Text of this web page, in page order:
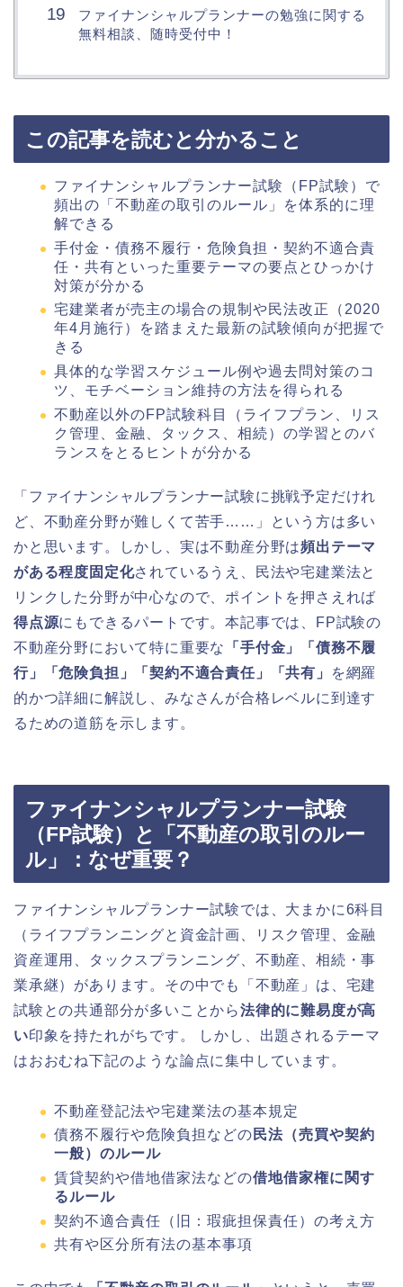
ファイナンシャルプランナーの勉強に関する
無料相談、随時受付中！
この記事を読むと分かること
ファイナンシャルプランナー試験（FP試験）で
頻出の「不動産の取引のルール」を体系的に理
解できる
手付金・債務不履行・危険負担・契約不適合責
任・共有といった重要テーマの要点とひっかけ
対策が分かる
宅建業者が売主の場合の規制や民法改正（2020
年4月施行）を踏まえた最新の試験傾向が把握で
きる
具体的な学習スケジュール例や過去問対策のコ
ツ、モチベーション維持の方法を得られる
不動産以外のFP試験科目（ライフプラン、リス
ク管理、金融、タックス、相続）の学習とのバ
ランスをとるヒントが分かる
「ファイナンシャルプランナー試験に挑戦予定だけれ
ど、不動産分野が難しくて苦手……」という方は多い
かと思います。しかし、実は不動産分野は頻出テーマ
がある程度固定化されているうえ、民法や宅建業法と
リンクした分野が中心なので、ポイントを押さえれば
得点源にもできるパートです。本記事では、FP試験の
不動産分野において特に重要な
「手付金」「債務不履
行」「危険負担」「契約不適合責任」「共有」
を網羅
的かつ詳細に解説し、みなさんが合格レベルに到達す
るための道筋を示します。
ファイナンシャルプランナー試験
（FP試験）と「不動産の取引のルー
ル」：なぜ重要？
ファイナンシャルプランナー試験では、大まかに6科目
（ライフプランニングと資金計画、リスク管理、金融
資産運用、タックスプランニング、不動産、相続・事
業承継）があります。その中でも「不動産」は、宅建
試験との共通部分が多いことから法律的に難易度が高
い印象を持たれがちです。 しかし、出題されるテーマ
はおおむね下記のような論点に集中しています。
不動産登記法や宅建業法の基本規定
債務不履行や危険負担などの 民法（売買や契約
一般）のルール
賃貸契約や借地借家法などの借地借家権に関す
るルール
契約不適合責任（旧：瑕疵担保責任）の考え方
共有や区分所有法の基本事項